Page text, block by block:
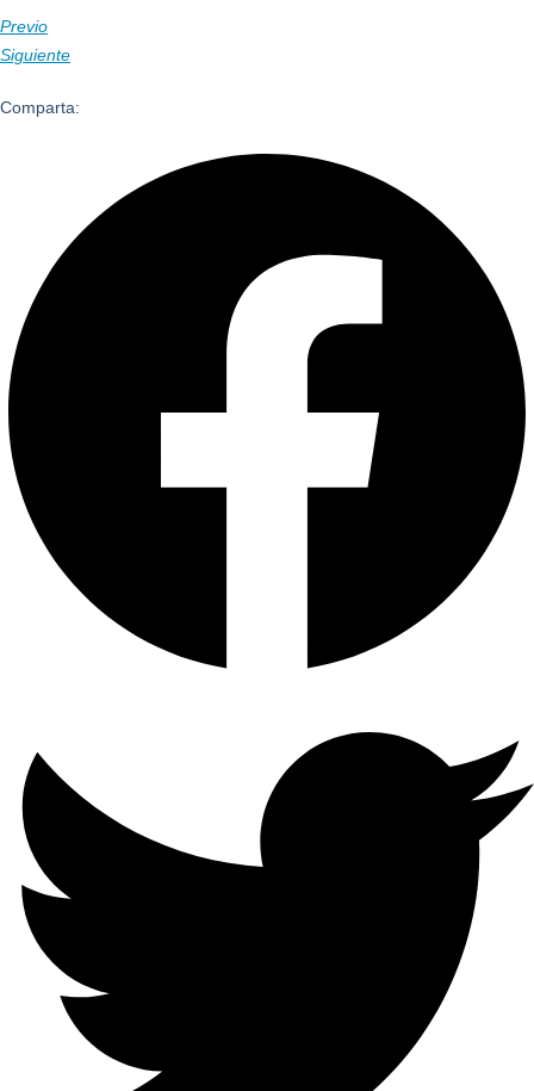
Previo
Siguiente
Comparta: